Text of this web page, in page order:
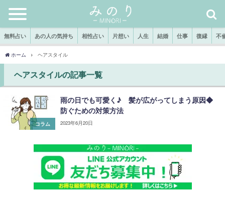
無料占い あの人の気持ち 相性占い 片想い 人生 結婚 仕事 復縁 不
ホーム ヘアスタイル
ヘアスタイルの記事一覧
コラム
雨の日でも可愛く♪ 髪が広がってしまう原因◆
防ぐための対策方法
2023年6月20日